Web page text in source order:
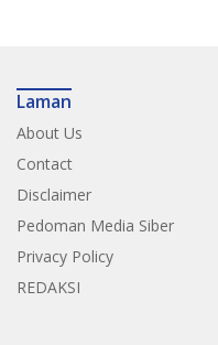
Laman
About Us
Contact
Disclaimer
Pedoman Media Siber
Privacy Policy
REDAKSI